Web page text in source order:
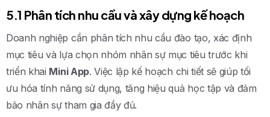
5.1 Phân tích nhu cầu và xây dựng kế hoạch
Doanh nghiệp cần phân tích nhu cầu đào tạo, xác định
mục tiêu và lựa chọn nhóm nhân sự mục tiêu trước khi
triển khai Mini App. Việc lập kế hoạch chi tiết sẽ giúp tối
ưu hóa tính năng sử dụng, tăng hiệu quả học tập và đảm
bảo nhân sự tham gia đầy đủ.